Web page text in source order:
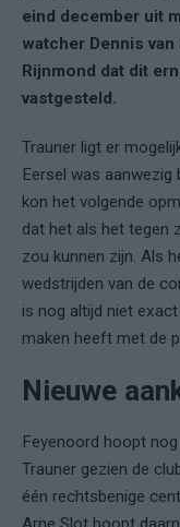
eind december uit
watcher Dennis
Rijnmond dat dit
vastgesteld.
Trauner ligt er
Eersel was
kon het volgende
dat het als het tegen
zou kunnen zijn. Als
wedstrijden van de
is nog altijd niet
maken heeft met de
Nieuwe
Feyenoord hoopt
Trauner gezien de
één rechtsbenige